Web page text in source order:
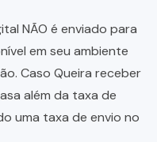
NÃO é enviado para
em seu ambiente
Caso Queira receber
além da taxa de
uma taxa de envio no